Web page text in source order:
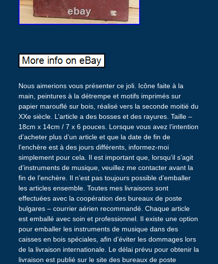
Nous aimerions vous présenter ce joli. Icône faite à la
main, peintures à la détrempe et motifs imprimés sur
papier marouflé sur bois, réalisé vers la seconde moitié du
XXe siècle. L’article a des bosses et des rayures. Taille –
18cm x 14cm / 7 x 6 pouces. Lorsque vous avez l’intention
d’acheter plus d’un article et que la date de fin de
l’enchère est à des jours différents, informez-moi
simplement pour cela. Il est important que, lorsqu’il s’agit
d’instruments de musique, veuillez me contacter avant la
fin de l’enchère. Il n’est pas toujours possible d’emballer
les articles ensemble. Toutes mes livraisons sont
effectuées avec la coopération des bureaux de poste
bulgares – courrier aérien recommandé. Chaque article
est emballé avec soin et professionnel. Il existe une option
pour emballer les instruments de musique dans des
caisses en bois spéciales, afin d’éviter les dommages lors
de la livraison internationale. Le délai prévu pour obtenir la
livraison est publié sur le site des bureaux de poste